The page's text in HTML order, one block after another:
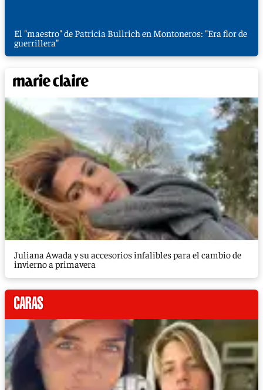
El "maestro" de Patricia Bullrich en Montoneros: "Era flor de
guerrillera"
Juliana Awada y su accesorios infalibles para el cambio de
invierno a primavera